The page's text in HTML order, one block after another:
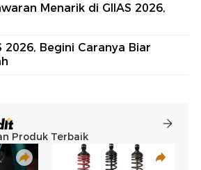
Menarik di GIIAS 2026,
2026, Begini Caranya Biar